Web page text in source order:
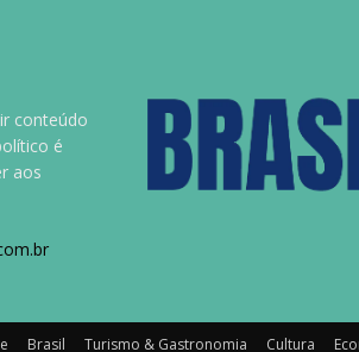
conteúdo
é
aos
Brasil Turismo & Gastronomia Cultura